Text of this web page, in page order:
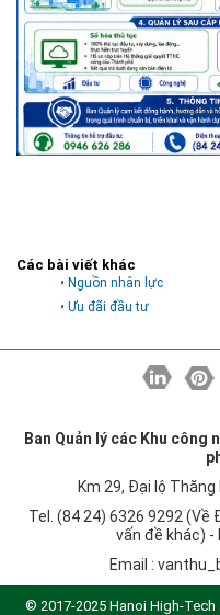
Các bài viết khác
• Nguồn nhân lực
• Ưu đãi đầu tư
Ban Quản lý các Khu công
Km 29, Đại lộ Thăng
Tel. (84 24) 6326 9292
vấn đề khác) -
Email :
© 2017-2025 Hanoi High-Tech